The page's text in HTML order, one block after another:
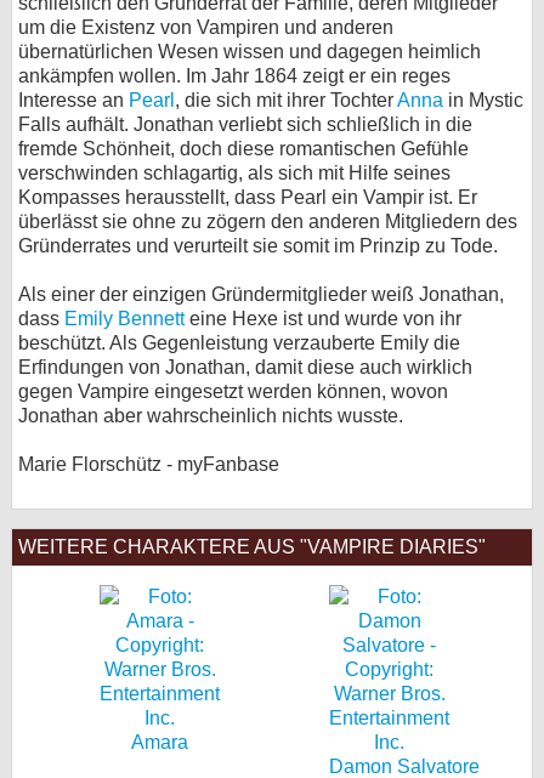
um die Existenz von Vampiren und anderen
übernatürlichen Wesen wissen und dagegen heimlich
ankämpfen wollen. Im Jahr 1864 zeigt er ein reges
Interesse an Pearl , die sich mit ihrer TochterAnna in Mystic
Falls aufhält. Jonathan verliebt sich schließlich in die
fremde Schönheit, doch diese romantischen Gefühle
verschwinden schlagartig, als sich mit Hilfe seines
Kompasses herausstellt, dass Pearl ein Vampir ist. Er
überlässt sie ohne zu zögern den anderen Mitgliedern des
Gründerrates und verurteilt sie somit im Prinzip zu Tode.
Als einer der einzigen Gründermitglieder weiß Jonathan,
dass Emily Bennetteine Hexe ist und wurde von ihr
beschützt. Als Gegenleistung verzauberte Emily die
Erfindungen von Jonathan, damit diese auch wirklich
gegen Vampire eingesetzt werden können, wovon
Jonathan aber wahrscheinlich nichts wusste.
Marie Florschütz - myFanbase
WEITERE CHARAKTERE AUS "VAMPIRE DIARIES"
Amara
Damon Salvatore